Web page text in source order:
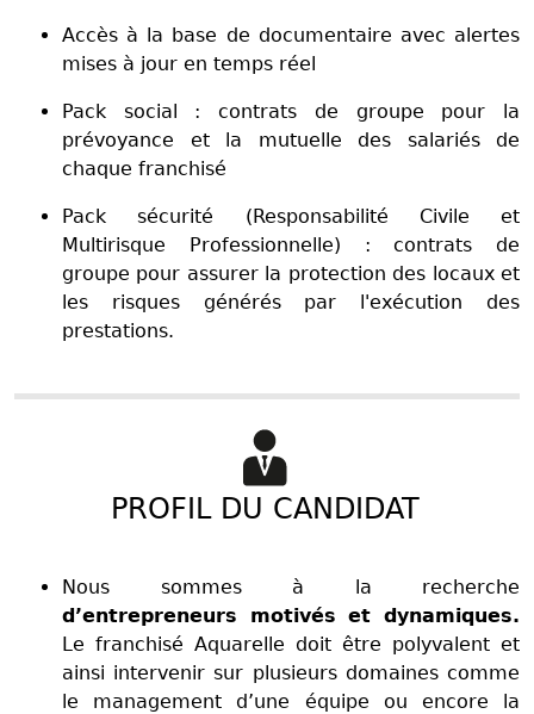
Accès à la base de documentaire avec alertes
mises à jour en temps réel
Pack social : contrats de groupe pour la
prévoyance et la mutuelle des salariés de
chaque franchisé
Pack sécurité (Responsabilité Civile et
Multirisque Professionnelle) : contrats de
groupe pour assurer la protection des locaux et
les risques générés par l'exécution des
prestations.
PROFIL DU CANDIDAT
Nous sommes à la recherche
d’entrepreneurs motivés et dynamiques.
Le franchisé Aquarelle doit être polyvalent et
ainsi intervenir sur plusieurs domaines comme
le management d’une équipe ou encore la